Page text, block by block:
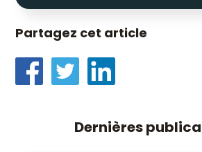
Partagez cet article
Dernières